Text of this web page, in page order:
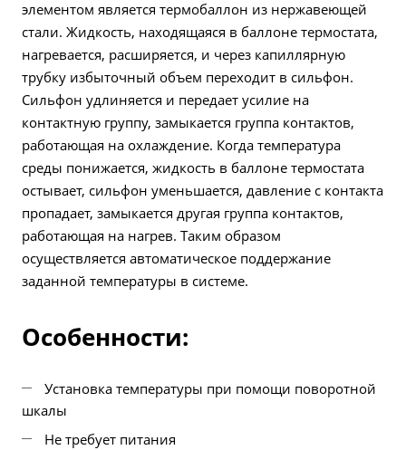
элементом является термобаллон из нержавеющей
стали. Жидкость, находящаяся в баллоне термостата,
нагревается, расширяется, и через капиллярную
трубку избыточный объем переходит в сильфон.
Сильфон удлиняется и передает усилие на
контактную группу, замыкается группа контактов,
работающая на охлаждение. Когда температура
среды понижается, жидкость в баллоне термостата
остывает, сильфон уменьшается, давление с контакта
пропадает, замыкается другая группа контактов,
работающая на нагрев. Таким образом
осуществляется автоматическое поддержание
заданной температуры в системе.
Особенности:
Установка температуры при помощи поворотной
шкалы
Не требует питания